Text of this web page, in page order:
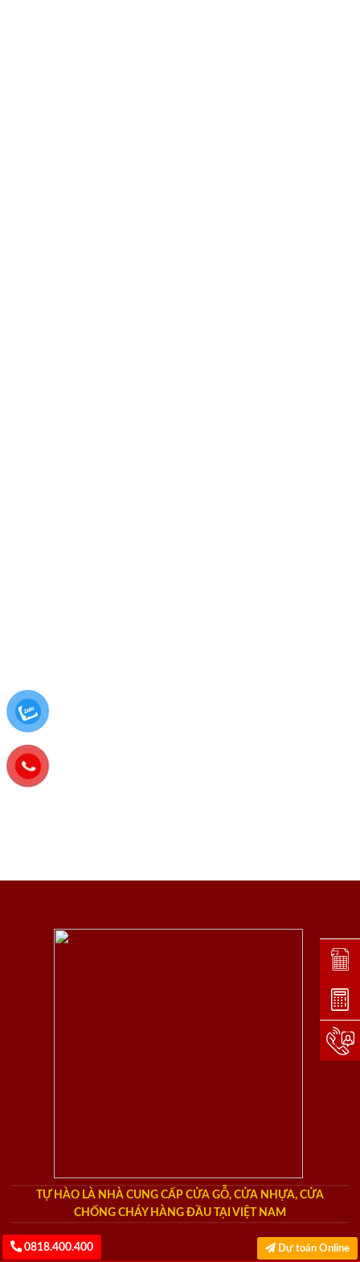
TỰ HÀO LÀ NHÀ CUNG CẤP CỬA GỖ, CỬA NHỰA, CỬA
CHỐNG CHÁY HÀNG ĐẦU TẠI VIỆT NAM
0818.400.400 Dự toán Online
Đặt
Dự